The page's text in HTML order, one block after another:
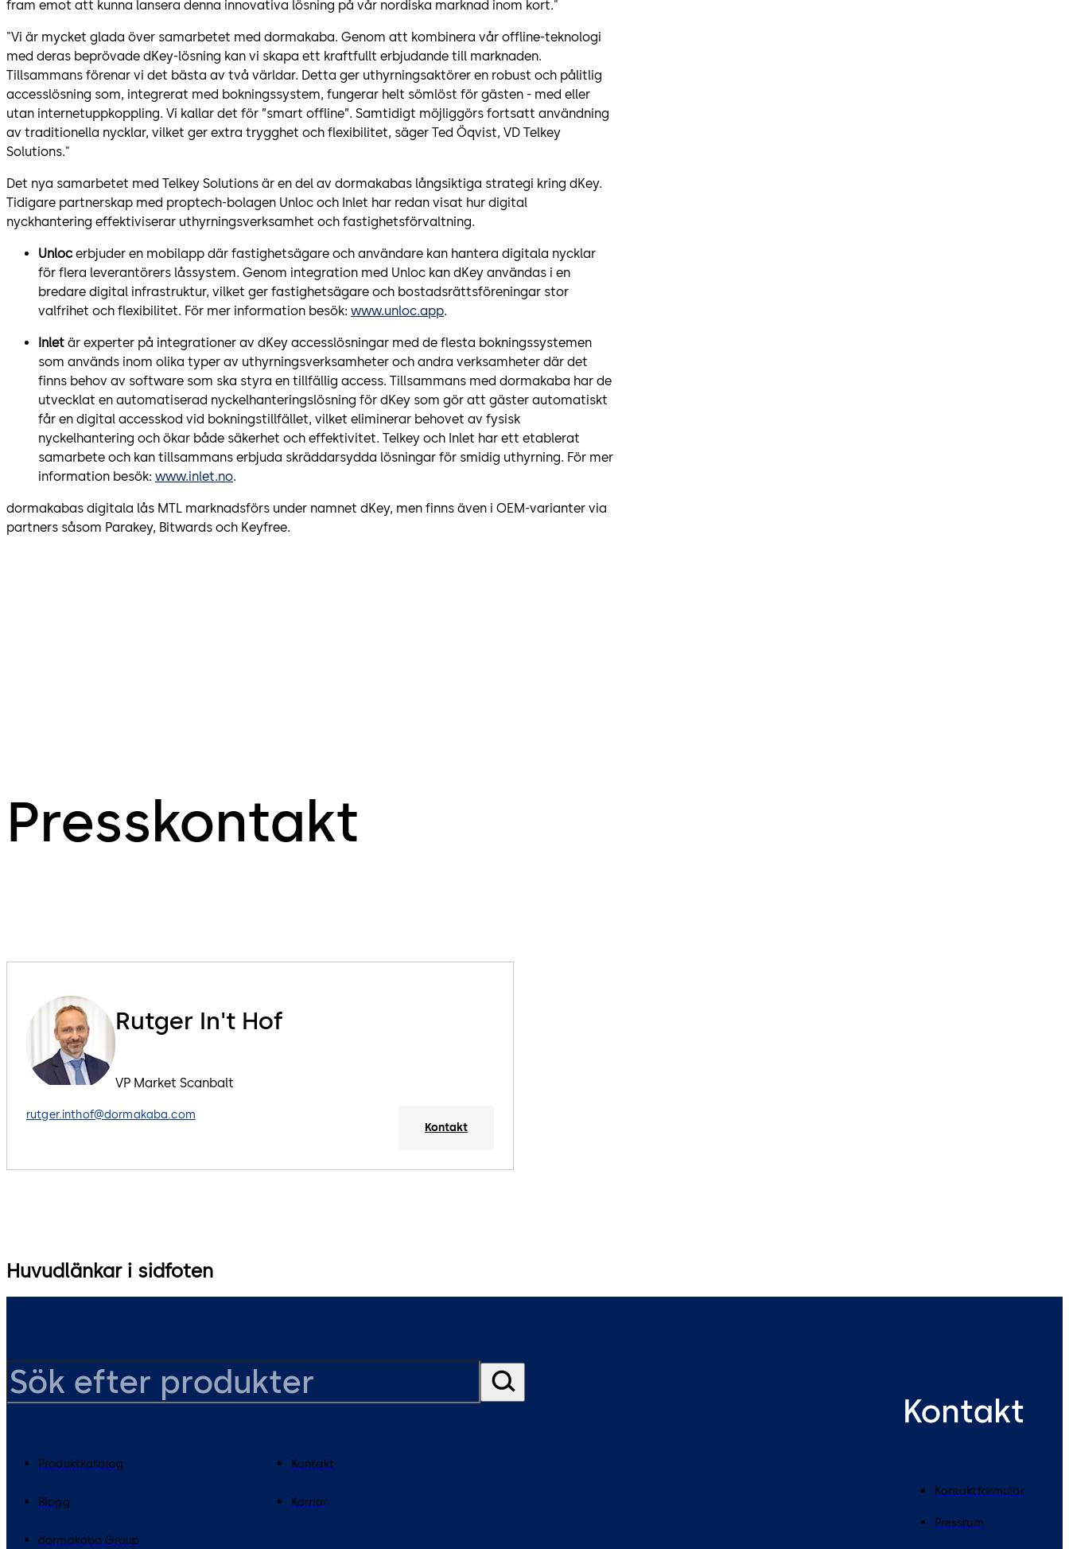
fram emot att kunna lansera denna innovativa lösning på vår nordiska marknad inom kort."
"Vi är mycket glada över samarbetet med dormakaba. Genom att kombinera vår offline-teknologi
med deras beprövade dKey-lösning kan vi skapa ett kraftfullt erbjudande till marknaden.
Tillsammans förenar vi det bästa av två världar. Detta ger uthyrningsaktörer en robust och pålitlig
accesslösning som, integrerat med bokningssystem, fungerar helt sömlöst för gästen - med eller
utan internetuppkoppling. Vi kallar det för ”smart offline”. Samtidigt möjliggörs fortsatt användning
av traditionella nycklar, vilket ger extra trygghet och flexibilitet, säger Ted Öqvist, VD Telkey
Solutions."
Det nya samarbetet med Telkey Solutions är en del av dormakabas långsiktiga strategi kring dKey.
Tidigare partnerskap med proptech-bolagen Unloc och Inlet har redan visat hur digital
nyckhantering effektiviserar uthyrningsverksamhet och fastighetsförvaltning.
Unlocerbjuder en mobilapp där fastighetsägare och användare kan hantera digitala nycklar
för flera leverantörers låssystem. Genom integration med Unloc kan dKey användas i en
bredare digital infrastruktur, vilket ger fastighetsägare och bostadsrättsföreningar stor
valfrihet och flexibilitet. För mer information besök: www.unloc.app.
Inlet är experter på integrationer av dKey accesslösningar med de flesta bokningssystemen
som används inom olika typer av uthyrningsverksamheter och andra verksamheter där det
finns behov av software som ska styra en tillfällig access. Tillsammans med dormakaba har de
utvecklat en automatiserad nyckelhanteringslösning för dKey som gör att gäster automatiskt
får en digital accesskod vid bokningstillfället, vilket eliminerar behovet av fysisk
nyckelhantering och ökar både säkerhet och effektivitet. Telkey och Inlet har ett etablerat
samarbete och kan tillsammans erbjuda skräddarsydda lösningar för smidig uthyrning. För mer
information besök: www.inlet.no.
dormakabas digitala lås MTL marknadsförs under namnet dKey, men finns även i OEM-varianter via
partners såsom Parakey, Bitwards och Keyfree.
Presskontakt
Rutger In't Hof
VP Market Scanbalt
Kontakt
rutger.inthof@dormakaba.com
Huvudlänkar i sidfoten
Produktkatalog Kontakt
Blogg Karriär
dormakaba Group
Kontakt
Kontaktformulär
Pressrum